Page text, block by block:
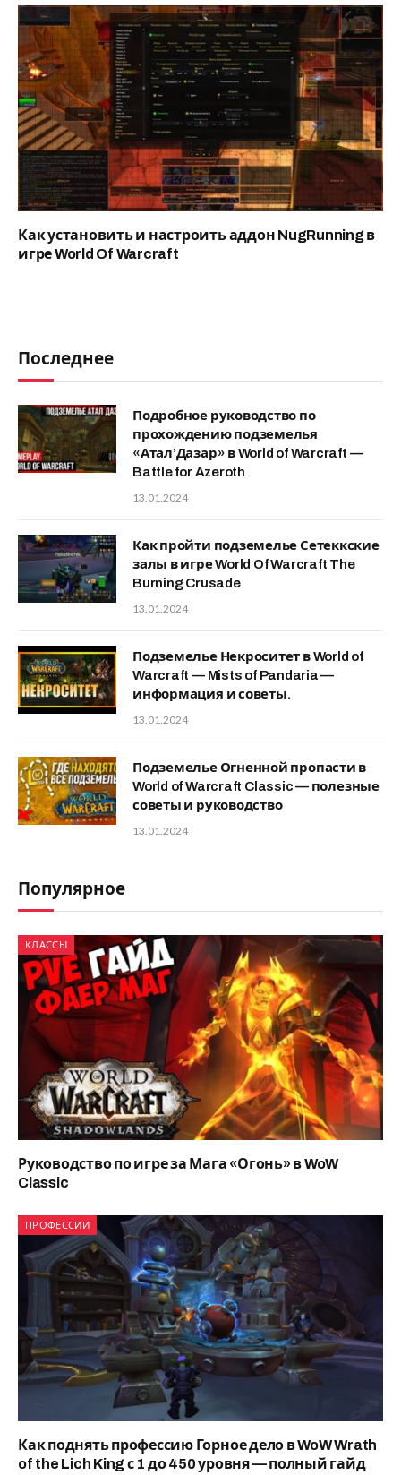
Как установить и настроить аддон NugRunning в
игре World Of Warcraft
Последнее
Подробное руководство по
прохождению подземелья
«Атал’Дазар» в World of Warcraft —
Battle for Azeroth
13.01.2024
Как пройти подземелье Сетеккские
залы в игре World Of Warcraft The
Burning Crusade
13.01.2024
Подземелье Некроситет в World of
Warcraft — Mists of Pandaria —
информация и советы.
13.01.2024
Подземелье Огненной пропасти в
World of Warcraft Classic — полезные
советы и руководство
13.01.2024
Популярное
КЛАССЫ
Руководство по игре за Мага «Огонь» в WoW
Classic
ПРОФЕССИИ
Как поднять профессию Горное дело в WoW Wrath
of the Lich King с 1 до 450 уровня — полный гайд